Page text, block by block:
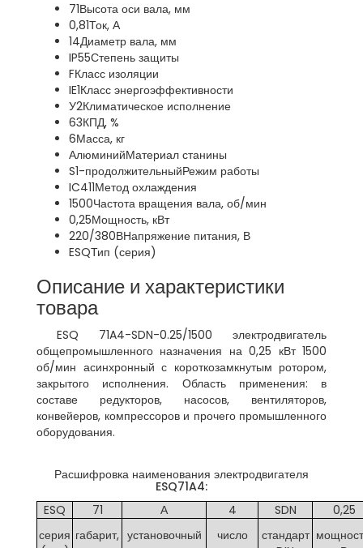
71Высота оси вала, мм
0,81Ток, А
14Диаметр вала, мм
IP55Степень защиты
FКласс изоляции
IE1Класс энергоэффективности
У2Климатическое исполнение
63КПД, %
6Масса, кг
АлюминийМатериал станины
S1-продолжительныйРежим работы
IC411Метод охлаждения
1500Частота вращения вала, об/мин
0,25Мощность, кВт
220/380ВНапряжение питания, В
ESQТип (серия)
Описание и характеристики
товара
ESQ 71A4-SDN-0.25/1500 электродвигатель
общепромышленного назначения на 0,25 кВт 1500
об/мин асинхронный с короткозамкнутым ротором,
закрытого исполнения. Область применения: в
составе редукторов, насосов, вентиляторов,
конвейеров, компрессоров и прочего промышленного
оборудования.
Расшифровка наименования электродвигателя
ESQ71A4:
ESQ
71 А 4 SDN
0,25
серия габарит, установочный
число
стандарт